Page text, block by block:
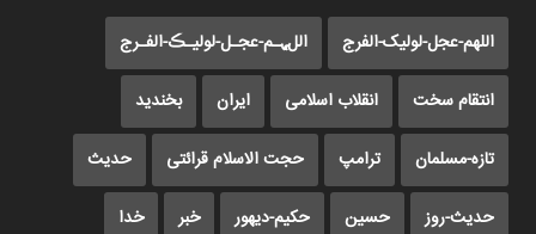
اللهم-عجل-لولیک-الفرج اللﮩـم-عجـل-لولیـڪ-الفـرج
انتقام سخت انقلاب اسلامی ایران بخندید
تازه-مسلمان ترامپ حجت الاسلام قرائتی حدیث
حدیث-روز حسین حکیم-دیهور خبر خدا